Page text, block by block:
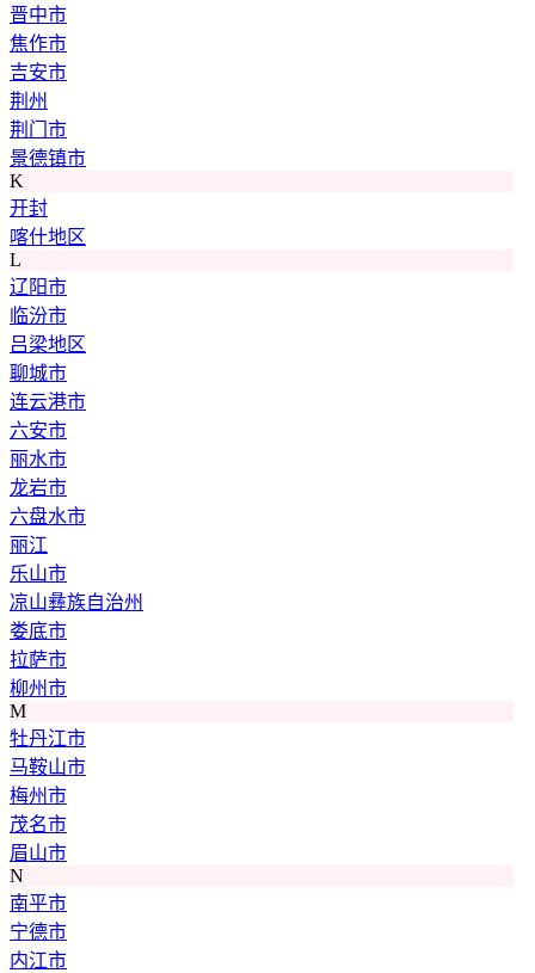
晋中市
焦作市
吉安市
荆州
荆门市
景德镇市
K
开封
喀什地区
L
辽阳市
临汾市
吕梁地区
聊城市
连云港市
六安市
丽水市
龙岩市
六盘水市
丽江
乐山市
凉山彝族自治州
娄底市
拉萨市
柳州市
M
牡丹江市
马鞍山市
梅州市
茂名市
眉山市
N
南平市
宁德市
内江市